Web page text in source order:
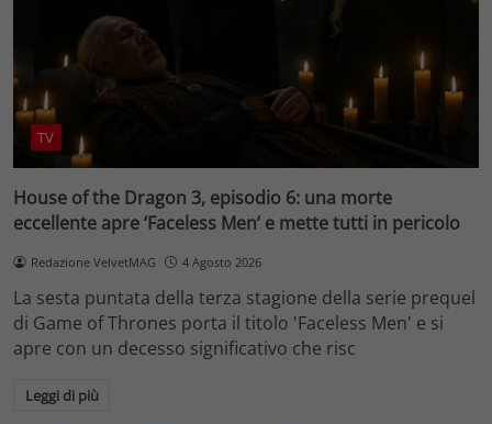
TV
House of the Dragon 3, episodio 6: una morte
eccellente apre ‘Faceless Men’ e mette tutti in pericolo
Redazione VelvetMAG 4 Agosto 2026
La sesta puntata della terza stagione della serie prequel
di Game of Thrones porta il titolo 'Faceless Men' e si
apre con un decesso significativo che risc
Leggi di più